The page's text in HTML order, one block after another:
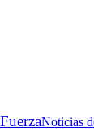
FuerzaNoticias